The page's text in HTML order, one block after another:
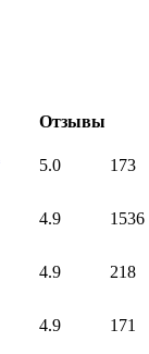
Отзывы
5.0 173
4.9
1536
4.9 218
4.9
171